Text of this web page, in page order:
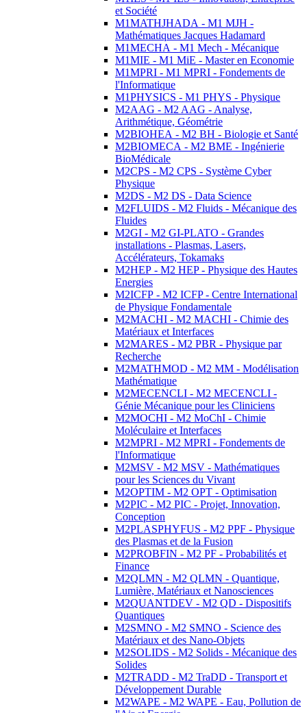
et Société
M1MATHJHADA - M1 MJH -
Mathématiques Jacques Hadamard
M1MECHA - M1 Mech - Mécanique
M1MIE - M1 MiE - Master en Economie
M1MPRI - M1 MPRI - Fondements de
l'Informatique
M1PHYSICS - M1 PHYS - Physique
M2AAG - M2 AAG - Analyse,
Arithmétique, Géométrie
M2BIOHEA - M2 BH - Biologie et Santé
M2BIOMECA - M2 BME - Ingénierie
BioMédicale
M2CPS - M2 CPS - Système Cyber
Physique
M2DS - M2 DS - Data Science
M2FLUIDS - M2 Fluids - Mécanique des
Fluides
M2GI - M2 GI-PLATO - Grandes
installations - Plasmas, Lasers,
Accélérateurs, Tokamaks
M2HEP - M2 HEP - Physique des Hautes
Energies
M2ICFP - M2 ICFP - Centre International
de Physique Fondamentale
M2MACHI - M2 MACHI - Chimie des
Matériaux et Interfaces
M2MARES - M2 PBR - Physique par
Recherche
M2MATHMOD - M2 MM - Modélisation
Mathématique
M2MECENCLI - M2 MECENCLI -
Génie Mécanique pour les Cliniciens
M2MOCHI - M2 MoChI - Chimie
Moléculaire et Interfaces
M2MPRI - M2 MPRI - Fondements de
l'Informatique
M2MSV - M2 MSV - Mathématiques
pour les Sciences du Vivant
M2OPTIM - M2 OPT - Optimisation
M2PIC - M2 PIC - Projet, Innovation,
Conception
M2PLASPHYFUS - M2 PPF - Physique
des Plasmas et de la Fusion
M2PROBFIN - M2 PF - Probabilités et
Finance
M2QLMN - M2 QLMN - Quantique,
Lumière, Matériaux et Nanosciences
M2QUANTDEV - M2 QD - Dispositifs
Quantiques
M2SMNO - M2 SMNO - Science des
Matériaux et des Nano-Objets
M2SOLIDS - M2 Solids - Mécanique des
Solides
M2TRADD - M2 TraDD - Transport et
Développement Durable
M2WAPE - M2 WAPE - Eau, Pollution de